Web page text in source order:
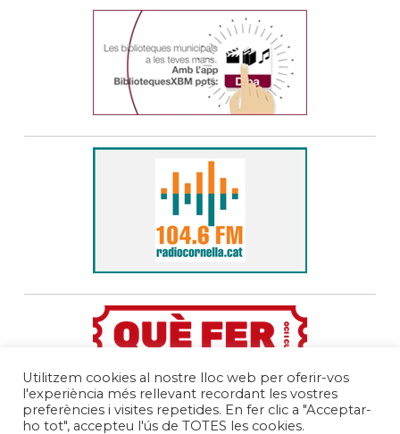
Utilitzem cookies al nostre lloc web per oferir-vos
l'experiència més rellevant recordant les vostres
preferències i visites repetides. En fer clic a "Acceptar-
ho tot", accepteu l'ús de TOTES les cookies.